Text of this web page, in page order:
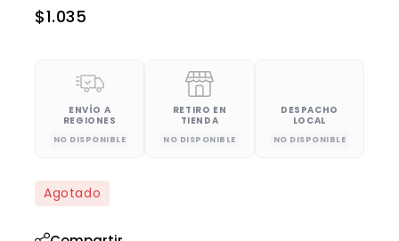
$1.035
ENVÍO A
REGIONES
NO DISPONIBLE
RETIRO EN
TIENDA
NO DISPONIBLE
DESPACHO
LOCAL
NO DISPONIBLE
Agotado